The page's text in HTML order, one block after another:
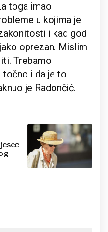
toga imao
u kojima je
i kad god
oprezan. Mislim
Trebamo
i da je to
je Radončić.